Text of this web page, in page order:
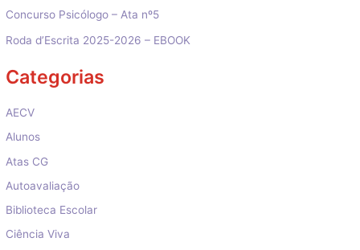
Concurso Psicólogo – Ata nº5
Roda d’Escrita 2025-2026 – EBOOK
Categorias
AECV
Alunos
Atas CG
Autoavaliação
Biblioteca Escolar
Ciência Viva